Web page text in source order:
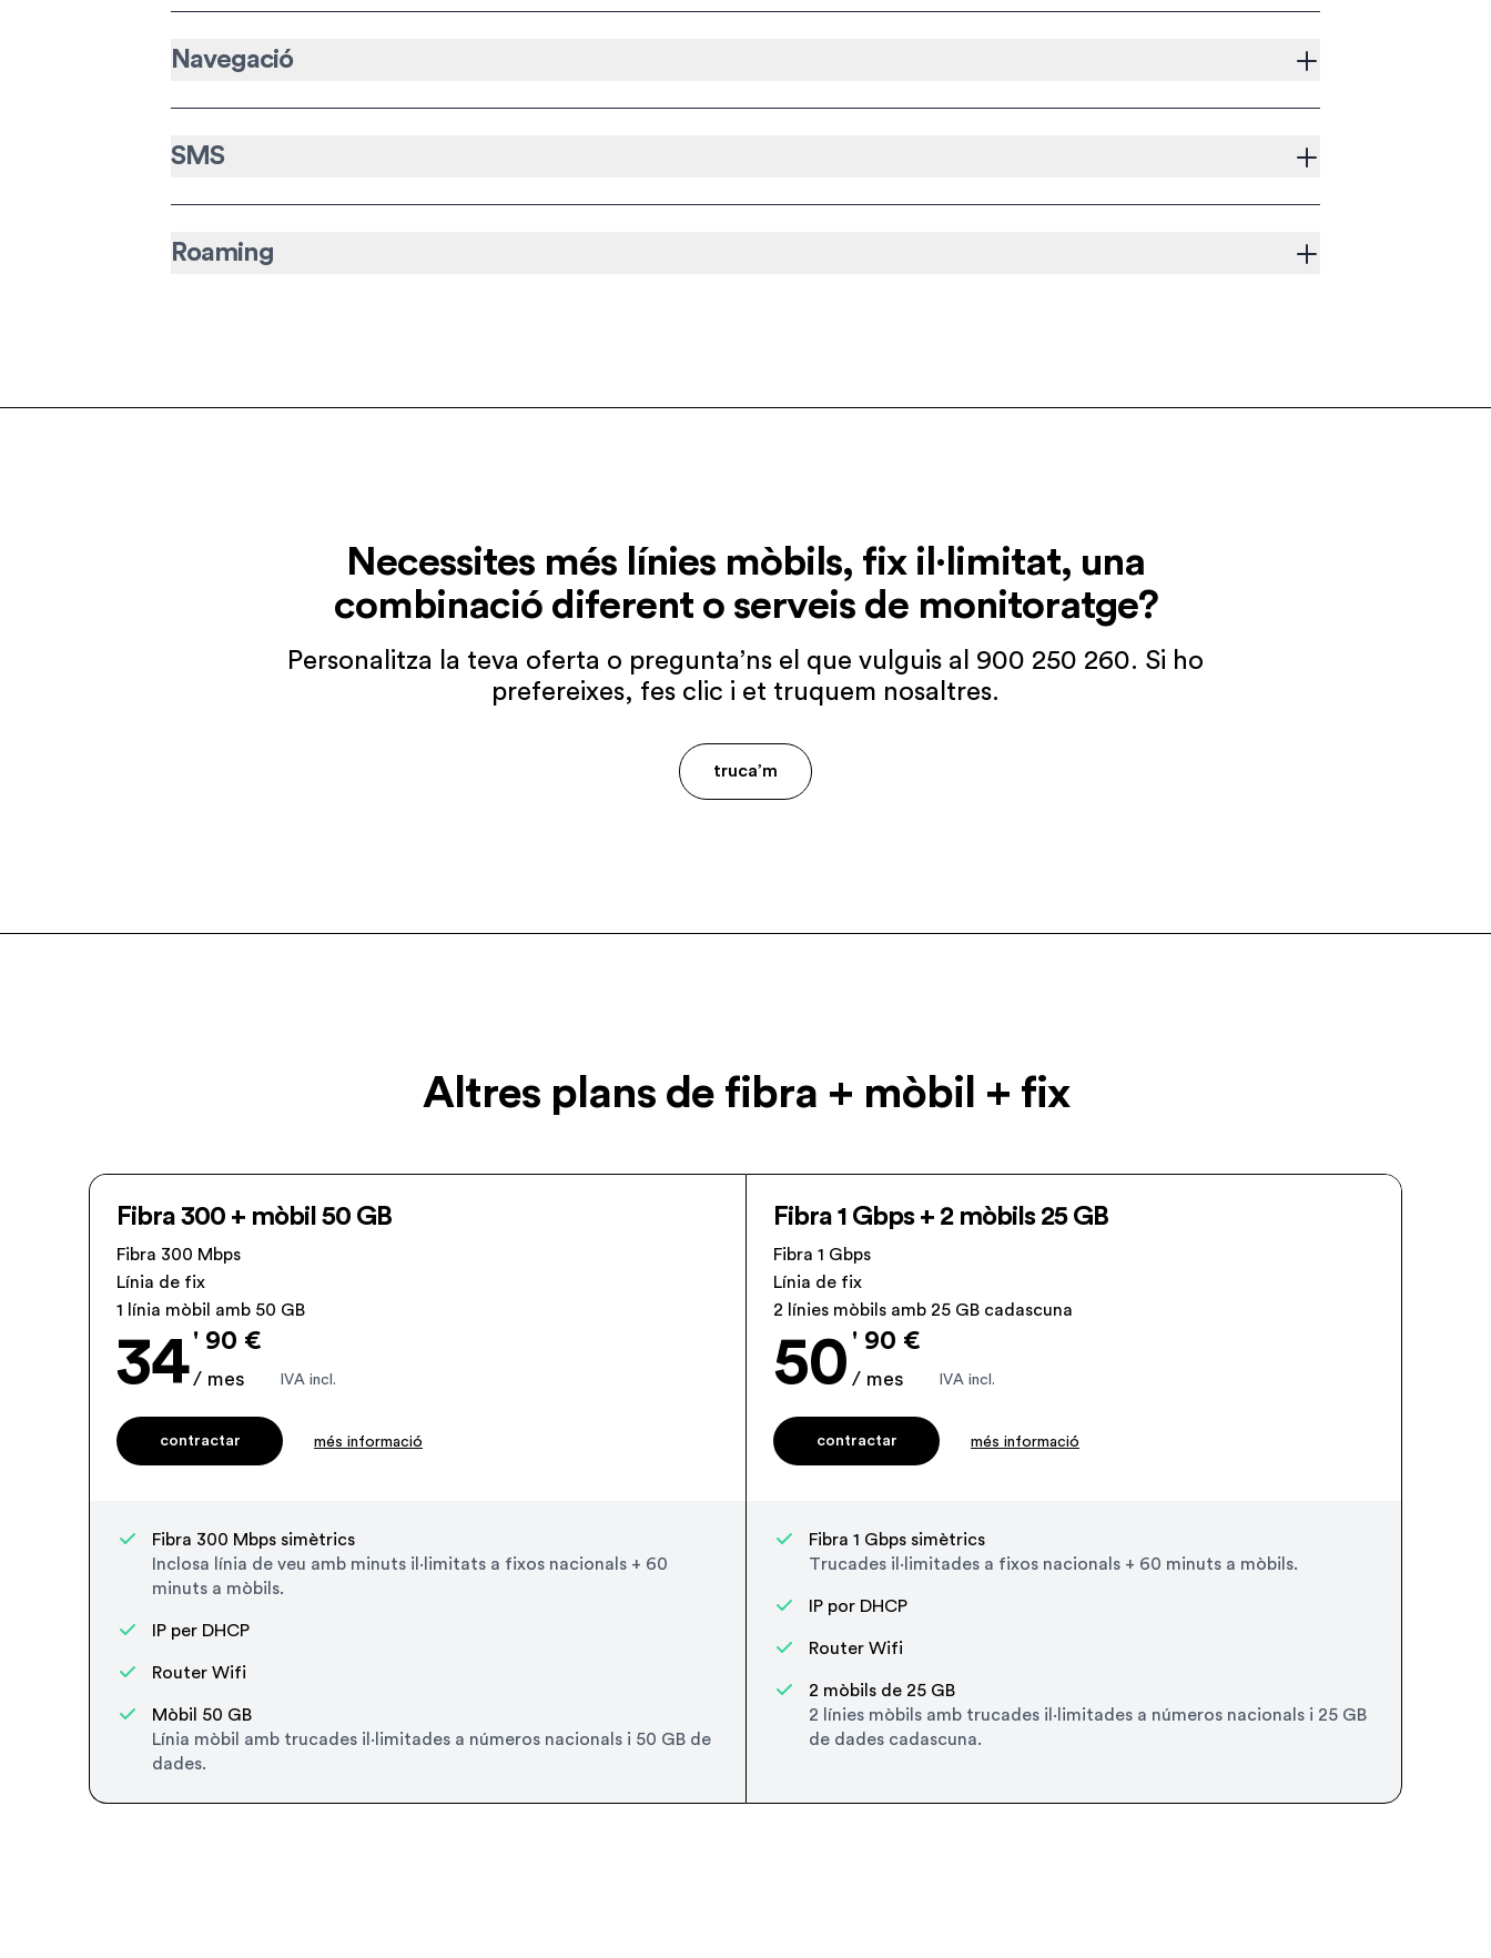
Navegació
SMS
Roaming
Necessites més línies mòbils, fix il·limitat, una
combinació diferent o serveis de monitoratge?
Personalitza la teva oferta o pregunta’ns el que vulguis al 900 250 260. Si ho
prefereixes, fes clic i et truquem nosaltres.
truca’m
Altres plans de fibra + mòbil + fix
Fibra 300 + mòbil 50 GB
Fibra 300 Mbps
Línia de fix
1 línia mòbil amb 50 GB
34 ' 90 €
/ mes IVA incl.
contractar més informació
Fibra 300 Mbps simètrics
Inclosa línia de veu amb minuts il·limitats a fixos nacionals + 60
minuts a mòbils.
IP per DHCP
Router Wifi
Mòbil 50 GB
Línia mòbil amb trucades il·limitades a números nacionals i 50 GB de
dades.
Fibra 1 Gbps + 2 mòbils 25 GB
Fibra 1 Gbps
Línia de fix
2 línies mòbils amb 25 GB cadascuna
50 ' 90 €
/ mes IVA incl.
contractar més informació
Fibra 1 Gbps simètrics
Trucades il·limitades a fixos nacionals + 60 minuts a mòbils.
IP por DHCP
Router Wifi
2 mòbils de 25 GB
2 línies mòbils amb trucades il·limitades a números nacionals i 25 GB
de dades cadascuna.